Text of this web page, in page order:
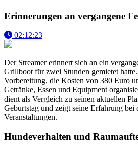
Erinnerungen an vergangene
02:12:23
Der Streamer erinnert sich an ein
Grillboot für zwei Stunden gemietet
Vorbereitung, die Kosten von 380 Euro
Getränke, Essen und Equipment
dient als Vergleich zu seinen aktuellen
Geburtstag und zeigt seine Erfahrung bei
Veranstaltungen.
Hundeverhalten und